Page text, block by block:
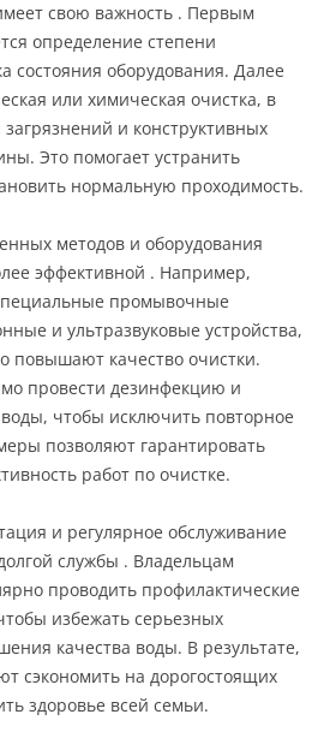
свою важность . Первым
определение степени
состояния оборудования. Далее
или химическая очистка, в
и конструктивных
Это помогает устранить
нормальную проходимость.
методов и оборудования
эффективной . Например,
промывочные
и ультразвуковые устройства,
повышают качество очистки.
провести дезинфекцию и
чтобы исключить повторное
позволяют гарантировать
работ по очистке.
и регулярное обслуживание
службы . Владельцам
проводить профилактические
избежать серьезных
качества воды. В результате,
сэкономить на дорогостоящих
здоровье всей семьи.